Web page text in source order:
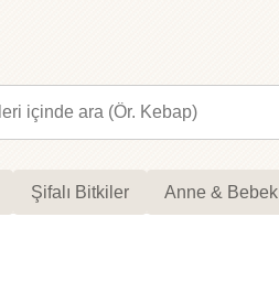
Şifalı Bitkiler Anne & Bebek